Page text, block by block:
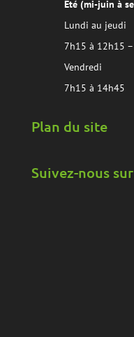
Eté (mi-juin à
Lundi au jeudi
7h15 à 12h15
Vendredi
7h15 à 14h45
Plan du site
Suivez-nous